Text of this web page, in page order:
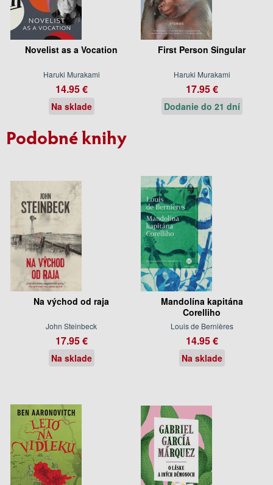
Novelist as a Vocation
Haruki Murakami
14.95 €
Na sklade
First Person Singular
Haruki Murakami
17.95 €
Dodanie do 21 dní
Podobné knihy
Na východ od raja
John Steinbeck
17.95 €
Na sklade
Mandolína kapitána
Corelliho
Louis de Bernières
14.95 €
Na sklade